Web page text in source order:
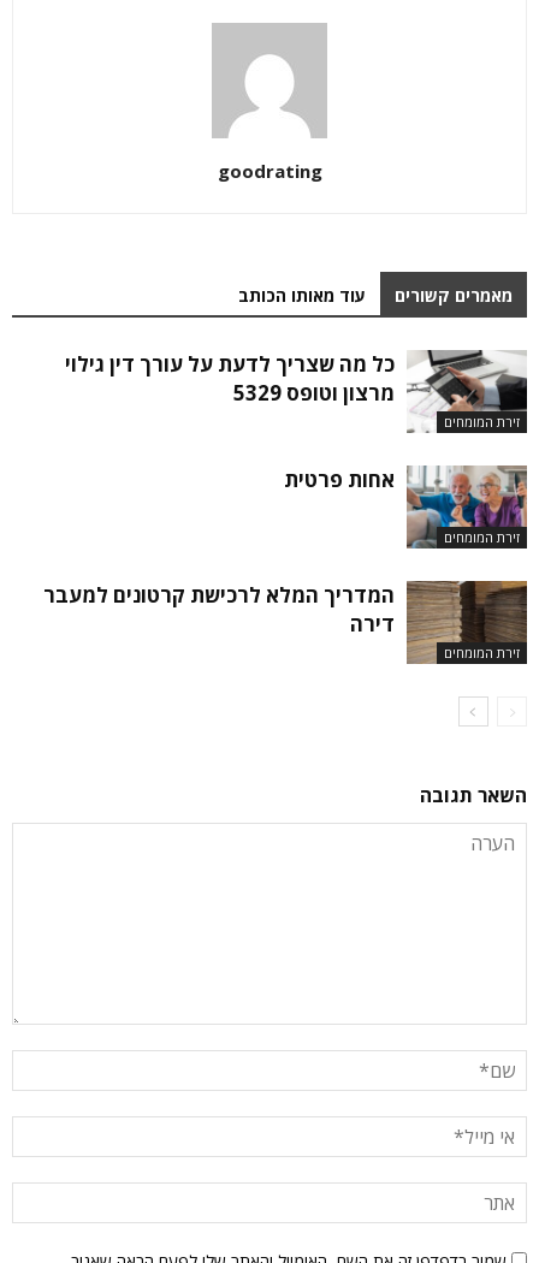
goodrating
מאמרים קשורים עוד מאותו הכותב
זירת המומחים
כל מה שצריך לדעת על עורך דין גילוי
מרצון וטופס 5329
זירת המומחים
אחות פרטית
זירת המומחים
המדריך המלא לרכישת קרטונים למעבר
דירה
השאר תגובה